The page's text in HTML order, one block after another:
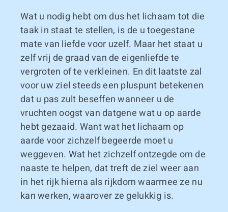
Wat u nodig hebt om dus het lichaam tot die
taak in staat te stellen, is de u toegestane
mate van liefde voor uzelf. Maar het staat u
zelf vrij de graad van de eigenliefde te
vergroten of te verkleinen. En dit laatste zal
voor uw ziel steeds een pluspunt betekenen
dat u pas zult beseffen wanneer u de
vruchten oogst van datgene wat u op aarde
hebt gezaaid. Want wat het lichaam op
aarde voor zichzelf begeerde moet u
weggeven. Wat het zichzelf ontzegde om de
naaste te helpen, dat treft de ziel weer aan
in het rijk hierna als rijkdom waarmee ze nu
kan werken, waarover ze gelukkig is.